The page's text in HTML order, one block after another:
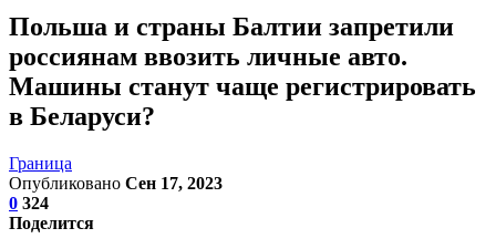
Польша и страны Балтии запретили
россиянам ввозить личные авто.
Машины станут чаще регистрировать
в Беларуси?
Граница
Опубликовано Сен 17, 2023
0 324
Поделится